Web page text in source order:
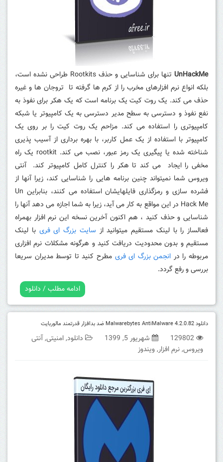
UnHackMe
تنها برای شناسایی و حذف Rootkits طراحی نشده است،
بلکه انواع نرم افزارهای مخرب را از کرم ها گرفته تا تروجان ها و غیره
حذف می کند. یک روت کیت یک برنامه است که یک هکر برای نفوذ به
نفع نفوذ و دسترسی به سطح مدیر دسترسی به یک کامپیوتر یا شبکه
کامپیوتری را استفاده می کند. مزاحم یک روت کیت را بر روی یک
کامپیوتر با استفاده از یک عمل کاربر، با بهره برداری از آسیب پذیری
شناخته شده یا پیگیری یک رمز عبور، نصب می کند.
rootkit یک راه
مخفی را ایجاد می کند تا هکر را کنترل کامل کامپیوتر کند.
آنتی
ویروس شما نمیتواند چنین برنامه هایی را شناسایی کند، زیرا آنها از
فشرده سازی و رمزگذاری فایلهایشان استفاده می کنند، بنابراین Un
Hack Me در این مواقع به کار می آید، زیرا به شما اجازه می دهد آنها را
شناسایی و حذف کنید ، هم اکنون آخرین نسخه این نرم افزار بهمراه
فعالساز را با لینک مستقیم میتوانید از سایت بزرگ ای فری با لینک
مستقیم و بدون محدودیت دریافت کنید و هرگونه مشکلات نرم افزاری
مربوطه را در انجمن بزرگ ای فری مطرح کنید تا توسط مدیران سریعا
بررسی و رفع گردد.
ادامه مطلب / دانلود
دانلود Malwarebytes AntiMalware 4.2.0.82 ضد بدافزار قدرتمند مالوربایت
129802 شهریور 5, 1399 دانلود,امنیتی,آنتی
ویروس,نرم افزار,ویندوز